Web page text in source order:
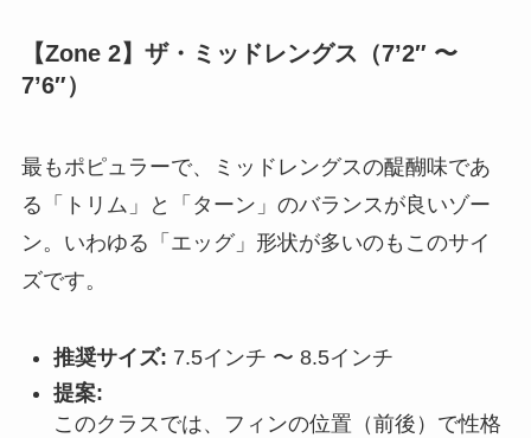
【Zone 2】ザ・ミッドレングス（7’2″ 〜
7’6″）
最もポピュラーで、ミッドレングスの醍醐味であ
る「トリム」と「ターン」のバランスが良いゾー
ン。いわゆる「エッグ」形状が多いのもこのサイ
ズです。
推奨サイズ: 7.5インチ 〜 8.5インチ
提案:
このクラスでは、フィンの位置（前後）で性格